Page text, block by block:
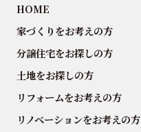
HOME
家づくりをお考えの方
分譲住宅をお探しの方
土地をお探しの方
リフォームをお考えの方
リノベーションをお考えの方